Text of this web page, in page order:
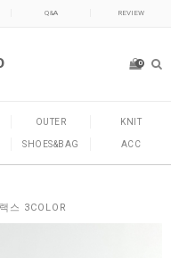
Q&A REVIEW
0
OUTER KNIT
SHOES&BAG ACC
스 3COLOR